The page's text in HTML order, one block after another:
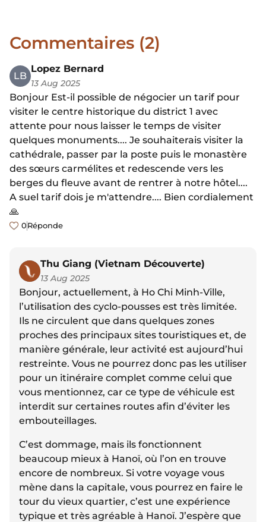
Commentaires (2)
LB
Lopez Bernard
13 Aug 2025
Bonjour Est-il possible de négocier un tarif pour
visiter le centre historique du district 1 avec
attente pour nous laisser le temps de visiter
quelques monuments.... Je souhaiterais visiter la
cathédrale, passer par la poste puis le monastère
des sœurs carmélites et redescende vers les
berges du fleuve avant de rentrer à notre hôtel....
A suel tarif dois je m'attendre.... Bien cordialement
🙏
0 Réponde
Thu Giang (Vietnam Découverte)
13 Aug 2025
Bonjour, actuellement, à Ho Chi Minh-Ville,
l’utilisation des cyclo-pousses est très limitée.
Ils ne circulent que dans quelques zones
proches des principaux sites touristiques et, de
manière générale, leur activité est aujourd’hui
restreinte. Vous ne pourrez donc pas les utiliser
pour un itinéraire complet comme celui que
vous mentionnez, car ce type de véhicule est
interdit sur certaines routes afin d’éviter les
embouteillages.
C’est dommage, mais ils fonctionnent
beaucoup mieux à Hanoï, où l’on en trouve
encore de nombreux. Si votre voyage vous
mène dans la capitale, vous pourrez en faire le
tour du vieux quartier, c’est une expérience
typique et très agréable à Hanoï. J’espère que